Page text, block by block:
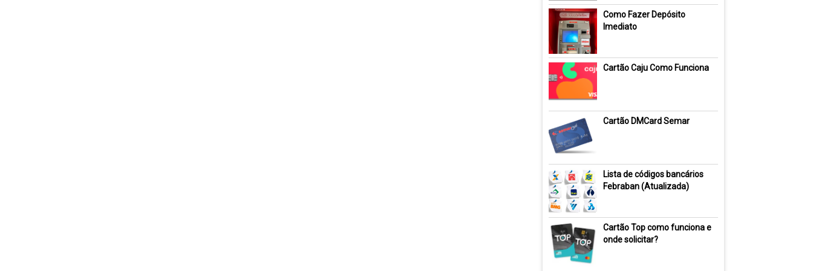
Como Fazer Depósito
Imediato
Cartão Caju Como Funciona
Cartão DMCard Semar
Lista de códigos bancários
Febraban (Atualizada)
Cartão Top como funciona e
onde solicitar?